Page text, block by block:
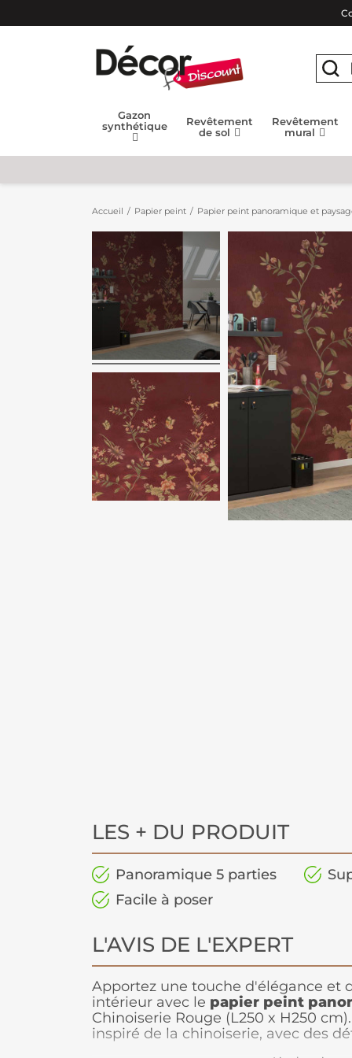
Gazon
synthétique
Revêtement
de sol
Revêtement
mural
Accueil Papier peint Papier peint panoramique et
LES + DU PRODUIT
Panoramique 5 parties
Facile à poser
L'AVIS DE L'EXPERT
Apportez une touche d'élégance et
intérieur avec le papier peint
Chinoiserie Rouge (L250 x H250
inspiré de la chinoiserie, avec des